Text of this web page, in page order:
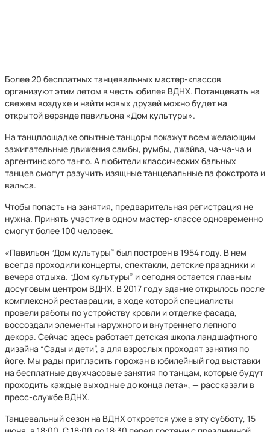
Более 20 бесплатных танцевальных мастер-классов
организуют этим летом в честь юбилея ВДНХ. Потанцевать на
свежем воздухе и найти новых друзей можно будет на
открытой веранде павильона «Дом культуры».
На танцплощадке опытные танцоры покажут всем желающим
зажигательные движения самбы, румбы, джайва, ча-ча-ча и
аргентинского танго. А любители классических бальных
танцев смогут разучить изящные танцевальные па фокстрота и
вальса.
Чтобы попасть на занятия, предварительная регистрация не
нужна. Принять участие в одном мастер-классе одновременно
смогут более 100 человек.
«Павильон “Дом культуры” был построен в 1954 году. В нем
всегда проходили концерты, спектакли, детские праздники и
вечера отдыха. “Дом культуры” и сегодня остается главным
досуговым центром ВДНХ. В 2017 году здание открылось после
комплексной реставрации, в ходе которой специалисты
провели работы по устройству кровли и отделке фасада,
воссоздали элементы наружного и внутреннего лепного
декора. Сейчас здесь работает детская школа ландшафтного
дизайна “Сады и дети”, а для взрослых проходят занятия по
йоге. Мы рады пригласить горожан в юбилейный год выставки
на бесплатные двухчасовые занятия по танцам, которые будут
проходить каждые выходные до конца лета», — рассказали в
пресс-службе ВДНХ.
Танцевальный сезон на ВДНХ откроется уже в эту субботу, 15